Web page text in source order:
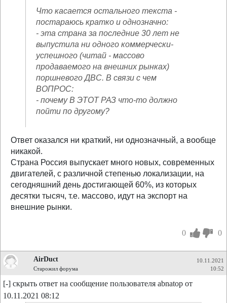
Что касается остального текста -
постараюсь кратко и однозначно:
- эта страна за последние 30 лет не
выпустила ни одного коммерчески-
успешного (читай - массово
продаваемого на внешних рынках)
поршневого ДВС. В связи с чем
ВОПРОС:
- почему В ЭТОТ РАЗ что-то должно
пойти по другому?
Ответ оказался ни краткий, ни однозначный, а вообще
никакой.
Страна Россия выпускает много новых, современных
двигателей, с различной степенью локализации, на
сегодняшний день достигающей 60%, из которых
десятки тысяч, т.е. массово, идут на экспорт на
внешние рынки.
0 0
AirDuct
Старожил форума
10.11.2021
10:52
[-] скрыть ответ на сообщение пользователя abnatop от
10.11.2021 08:12